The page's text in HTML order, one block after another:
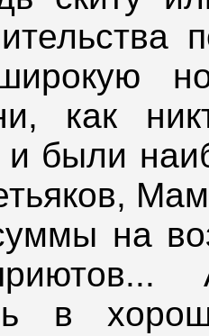
как
и были
на
в